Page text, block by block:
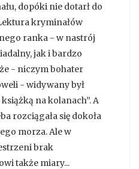
dopóki nie dotarł do
kryminałów
ranka - w nastrój
jak i bardzo
- niczym bohater
- widywany był
na kolanach”. A
rozciągała się dokoła
morza. Ale w
brak
także miary...